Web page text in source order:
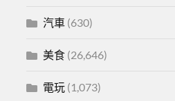
汽車 (630)
美食 (26,646)
電玩 (1,073)